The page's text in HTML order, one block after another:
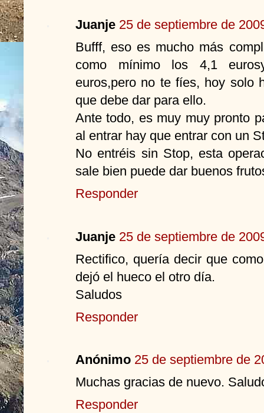
Juanje 25 de septiembre de
Bufff, eso es mucho más
como mínimo los 4,1
euros,pero no te fíes, hoy solo
que debe dar para ello.
Ante todo, es muy muy pronto
al entrar hay que entrar con un
No entréis sin Stop, esta
sale bien puede dar buenos
Responder
Juanje 25 de septiembre de
Rectifico, quería decir que
dejó el hueco el otro día.
Saludos
Responder
Anónimo 25 de septiembre de
Muchas gracias de nuevo.
Responder